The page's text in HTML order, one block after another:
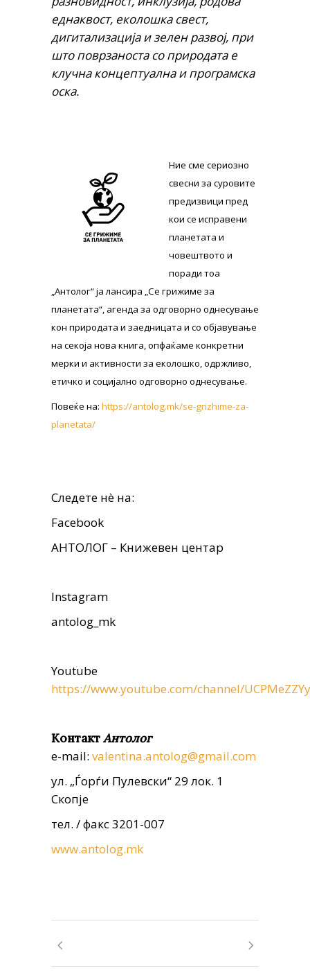
еднаквост, еколошка свест,
дигитализација и зелен развој, при
што поврзаноста со природата е
клучна концептуална и програмска
оска.
Ние сме сериозно
свесни за суровите
предизвици пред
кои се исправени
планетата и
човештвото и
поради тоа
„Антолог“ ја лансира „Се грижиме за
планетата“, агенда за одговорно однесување
кон природата и заедницата и со објавување
на секоја нова книга, опфаќаме конкретни
мерки и активности за еколошко, одржливо,
етичко и социјално одговорно однесување.
Повеќе на: https://antolog.mk/se-grizhime-za-
planetata/
Следете нè на:
Facebook
АНТОЛОГ – Книжевен центар
Instagram
antolog_mk
Youtube
https://www.youtube.com/channel/
КонтактAнтолог
e-mail: valentina.antolog@gmail.com
ул. „Ѓорѓи Пулевски“ 29 лок. 1
Скопје
тел. / факс 3201-007
www.antolog.mk